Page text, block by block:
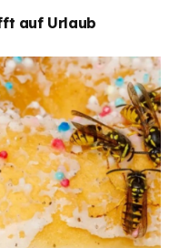
auf Urlaub